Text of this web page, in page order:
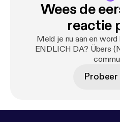
Podcast besser!) DANKE ❤️ 📱 SWED
https://
] 📱 SWED auf TikTok
m/@sindwirendlichda] 💌 Ihr habt eine Frage, einen
Wunsch oder Feedback?
hallo@sindwirendlichda.de Intro & Outro by
Konstantin Ihlenfeld [
Wees de
reactie
Meld je nu aan en
ENDLICH DA? Übers